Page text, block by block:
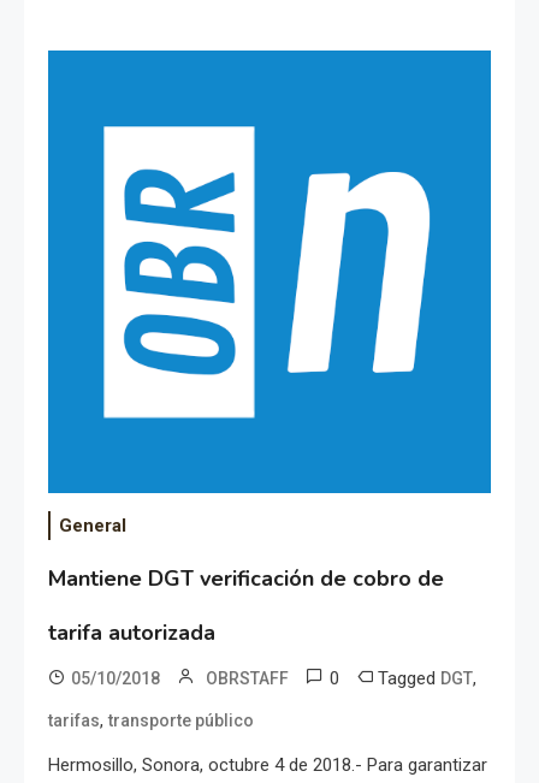
General
Mantiene DGT verificación de cobro de
tarifa autorizada
05/10/2018 OBRSTAFF 0 Tagged DGT,
tarifas,transporte público
Hermosillo, Sonora, octubre 4 de 2018.- Para garantizar